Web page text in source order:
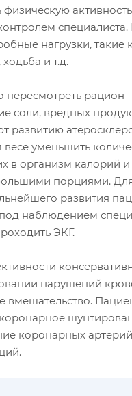
физическую
нагрузки, такие
и т.д.
рацион
соли, вредных
развитию
уменьшить
в организм калорий и
порциями.
развития
наблюдением
ЭКГ.
нарушений
вмешательство.
коронарных